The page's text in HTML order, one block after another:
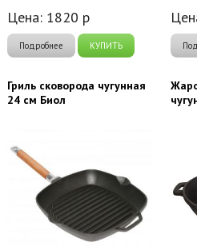
Цена: 1820 р
Подробнее КУПИТЬ
Гриль сковорода чугунная
24 см Биол